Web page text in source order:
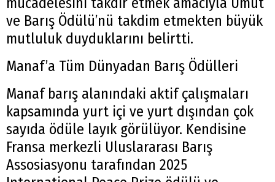
ve Barış Ödülü’nü takdim etmekten büyük
mutluluk duyduklarını belirtti.
Manaf’a Tüm Dünyadan Barış Ödülleri
Manaf barış alanındaki aktif çalışmaları
kapsamında yurt içi ve yurt dışından çok
sayıda ödüle layık görülüyor. Kendisine
Fransa merkezli Uluslararası Barış
Assosiasyonu tarafından 2025